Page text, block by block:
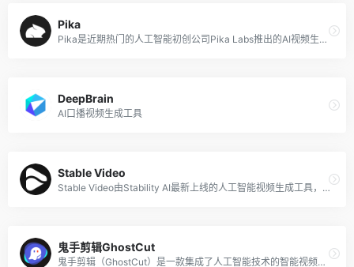
Pika
Pika是近期热门的人工智能初创公司Pika Labs推出的AI视频生成和编辑工具，该工具可以将任何创意转化为视频，用户只需输入文字或图像，即可快速生成3D动画、动漫、卡通、电影等风格的视频。
DeepBrain
AI口播视频生成工具
Stable Video
Stable Video由Stability AI最新上线的人工智能视频生成工具，基于潜在扩散模型Stable Video Diffusion，可以直接在线快速创建高质量的视频内容。该工具允许用户从文本描述或静态图像出发，生成连贯且逼真的视频序列，实现了从文本到视频和图像到视频的转换。
鬼手剪辑GhostCut
鬼手剪辑（GhostCut）是一款集成了人工智能技术的智能视频剪辑工具，可帮助用户快速去除视频中的文字、进行视频去重、自动翻译视频文字和语音、以及视频擦除等操作。